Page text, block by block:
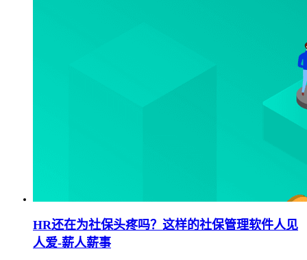
HR还在为社保头疼吗？这样的社保管理软件人见
人爱-薪人薪事